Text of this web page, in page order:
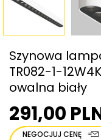
Szynowa
TR082-1-
owalna biały
291,00
NEGOCJUJ CENĘ